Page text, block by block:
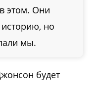
этом. Они
но
мы.
будет